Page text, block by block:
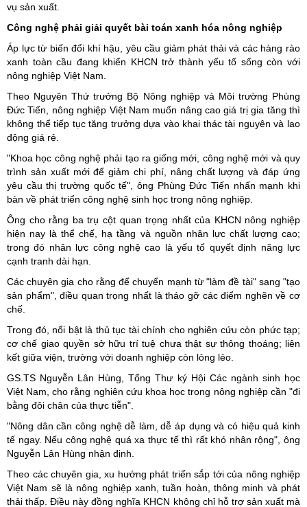
vụ sản xuất.
Công nghệ phải giải quyết bài toán xanh hóa nông nghiệp
Áp lực từ biến đổi khí hậu, yêu cầu giảm phát thải và các hàng rào
xanh toàn cầu đang khiến KHCN trở thành yếu tố sống còn với
nông nghiệp Việt Nam.
Theo Nguyên Thứ trưởng Bộ Nông nghiệp và Môi trường Phùng
Đức Tiến, nông nghiệp Việt Nam muốn nâng cao giá trị gia tăng thì
không thể tiếp tục tăng trưởng dựa vào khai thác tài nguyên và lao
động giá rẻ.
"Khoa học công nghệ phải tạo ra giống mới, công nghệ mới và quy
trình sản xuất mới để giảm chi phí, nâng chất lượng và đáp ứng
yêu cầu thị trường quốc tế", ông Phùng Đức Tiến nhấn mạnh khi
bàn về phát triển công nghệ sinh học trong nông nghiệp.
Ông cho rằng ba trụ cột quan trọng nhất của KHCN nông nghiệp
hiện nay là thể chế, hạ tầng và nguồn nhân lực chất lượng cao;
trong đó nhân lực công nghệ cao là yếu tố quyết định năng lực
cạnh tranh dài hạn.
Các chuyên gia cho rằng để chuyển mạnh từ "làm đề tài" sang "tạo
sản phẩm", điều quan trọng nhất là tháo gỡ các điểm nghẽn về cơ
chế.
Trong đó, nổi bật là thủ tục tài chính cho nghiên cứu còn phức tạp;
cơ chế giao quyền sở hữu trí tuệ chưa thật sự thông thoáng; liên
kết giữa viện, trường với doanh nghiệp còn lỏng lẻo.
GS.TS Nguyễn Lân Hùng, Tổng Thư ký Hội Các ngành sinh học
Việt Nam, cho rằng nghiên cứu khoa học trong nông nghiệp cần "đi
bằng đôi chân của thực tiễn".
"Nông dân cần công nghệ dễ làm, dễ áp dụng và có hiệu quả kinh
tế ngay. Nếu công nghệ quá xa thực tế thì rất khó nhân rộng", ông
Nguyễn Lân Hùng nhận định.
Theo các chuyên gia, xu hướng phát triển sắp tới của nông nghiệp
Việt Nam sẽ là nông nghiệp xanh, tuần hoàn, thông minh và phát
thải thấp. Điều này đồng nghĩa KHCN không chỉ hỗ trợ sản xuất mà